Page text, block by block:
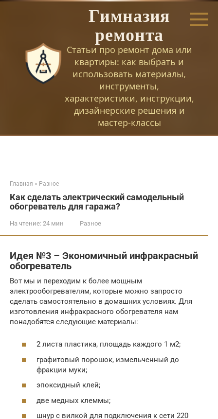
Перейти
Гимназия
ремонта
Статьи про ремонт дома или
квартиры: как выбрать и
использовать материалы,
инструменты,
характеристики, инструкции,
дизайнерские решения и
мастер-классы
Главная » Разное
Как сделать электрический самодельный
обогреватель для гаража?
На чтение: 24 мин Разное
Идея №3 – Экономичный инфракрасный
обогреватель
Вот мы и переходим к более мощным
электрообогревателям, которые можно запросто
сделать самостоятельно в домашних условиях. Для
изготовления инфракрасного обогревателя нам
понадобятся следующие материалы:
2 листа пластика, площадь каждого 1 м2;
графитовый порошок, измельченный до
фракции муки;
эпоксидный клей;
две медных клеммы;
шнур с вилкой для подключения к сети 220